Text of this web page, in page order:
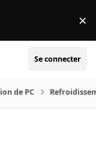
×
Se connecter
de PC